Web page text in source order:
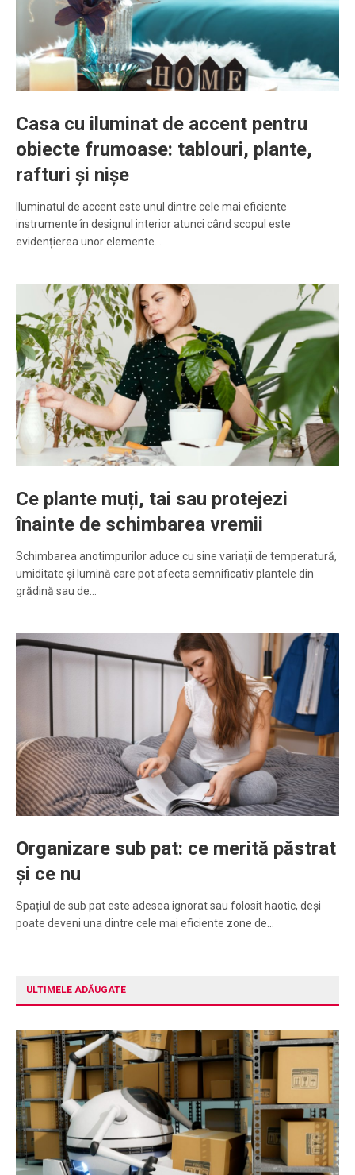
Casa cu iluminat de accent pentru
obiecte frumoase: tablouri, plante,
rafturi și nișe
Iluminatul de accent este unul dintre cele mai eficiente
instrumente în designul interior atunci când scopul este
evidențierea unor elemente…
Ce plante muți, tai sau protejezi
înainte de schimbarea vremii
Schimbarea anotimpurilor aduce cu sine variații de temperatură,
umiditate și lumină care pot afecta semnificativ plantele din
grădină sau de…
Organizare sub pat: ce merită păstrat
și ce nu
Spațiul de sub pat este adesea ignorat sau folosit haotic, deși
poate deveni una dintre cele mai eficiente zone de…
ULTIMELE ADĂUGATE